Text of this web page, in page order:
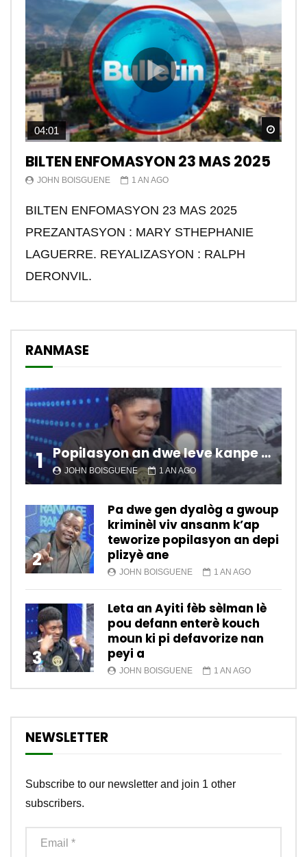
04:01
BILTEN ENFOMASYON 23 MAS 2025
JOHN BOISGUENE 1 AN AGO
BILTEN ENFOMASYON 23 MAS 2025
PREZANTASYON : MARY STHEPHANIE
LAGUERRE. REYALIZASYON : RALPH
DERONVIL.
RANMASE
1 Popilasyon an dwe leve kanpe pou chanje sitiyasyon kawotik l’ap viv nan peyi a.
JOHN BOISGUENE 1 AN AGO
2
Pa dwe gen dyalòg a gwoup
kriminèl viv ansanm k’ap
teworize popilasyon an depi
plizyè ane
JOHN BOISGUENE 1 AN AGO
3
Leta an Ayiti fèb sèlman lè
pou defann enterè kouch
moun ki pi defavorize nan
peyi a
JOHN BOISGUENE 1 AN AGO
NEWSLETTER
Subscribe to our newsletter and join 1 other
subscribers.